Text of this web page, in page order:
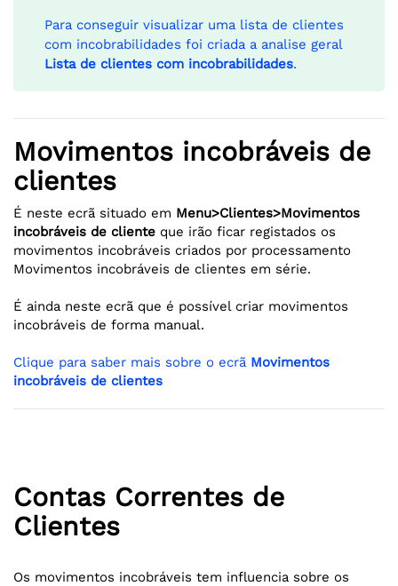
Para conseguir visualizar uma lista de clientes
com incobrabilidades foi criada a analise geral
Lista de clientes com incobrabilidades.
Movimentos incobráveis de
clientes
É neste ecrã situado em Menu>Clientes>Movimentos
incobráveis de cliente que irão ficar registados os
movimentos incobráveis criados por processamento
Movimentos incobráveis de clientes em série.
É ainda neste ecrã que é possível criar movimentos
incobráveis de forma manual.
Clique para saber mais sobre o ecrã Movimentos
incobráveis de clientes
Contas Correntes de
Clientes
Os movimentos incobráveis tem influencia sobre os